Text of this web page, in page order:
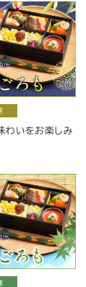
わいをお楽しみ